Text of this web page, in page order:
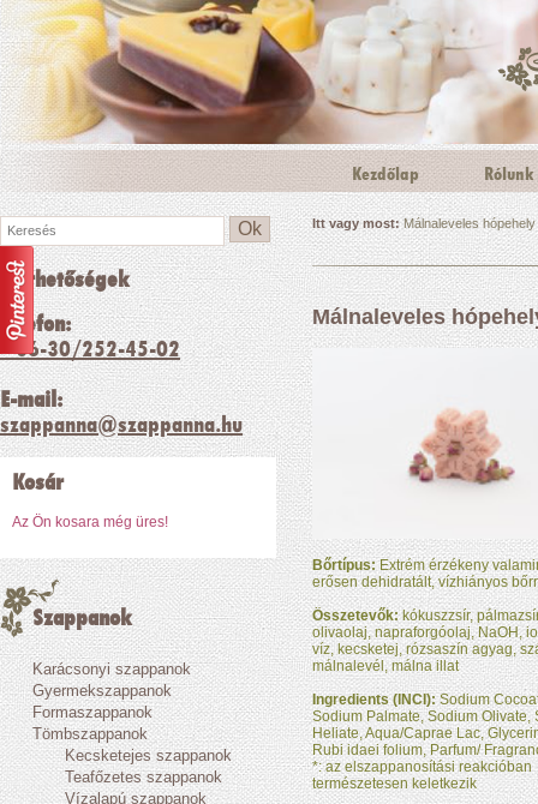
Kezdőlap Rólunk
Itt vagy most: Málnaleveles hópehely
Málnaleveles
Bőrtípus: Extrém érzékeny
erősen dehidratált, vízhiányos
Összetevők:kókuszzsír,
olivaolaj, napraforgóolaj, NaOH,
víz, kecsketej, rózsaszín agyag,
málnalevél, málna illat
Ingredients (INCI):Sodium
Sodium Palmate, Sodium Olivate,
Heliate, Aqua/Caprae Lac,
Rubi idaei folium, Parfum/
*: az elszappanosítási reakcióban
természetesen keletkezik
Ok
Elérhetőségek
Telefon:
+36-30/252-45-02
E-mail:
szappanna@szappanna.hu
Kosár
Az Ön kosara még üres!
Szappanok
Karácsonyi szappanok
Gyermekszappanok
Formaszappanok
Tömbszappanok
Kecsketejes szappanok
Teafőzetes szappanok
Vízalapú szappanok